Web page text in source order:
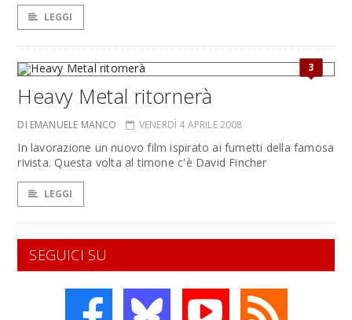
LEGGI
3
Heavy Metal ritornerà
DI EMANUELE MANCO VENERDÌ 4 APRILE 2008
In lavorazione un nuovo film ispirato ai fumetti della famosa
rivista. Questa volta al timone c'è David Fincher
LEGGI
SEGUICI SU